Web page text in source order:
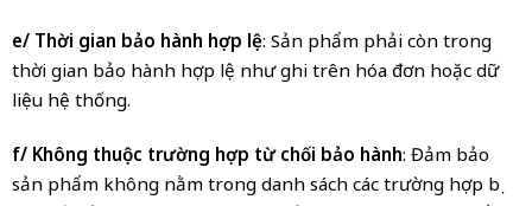
e/ Thời gian bảo hành hợp lệ: Sản phẩm phải còn trong
thời gian bảo hành hợp lệ như ghi trên hóa đơn hoặc dữ
liệu hệ thống.
f/ Không thuộc trường hợp từ chối bảo hành: Đảm bảo
sản phẩm không nằm trong danh sách các trường hợp bị